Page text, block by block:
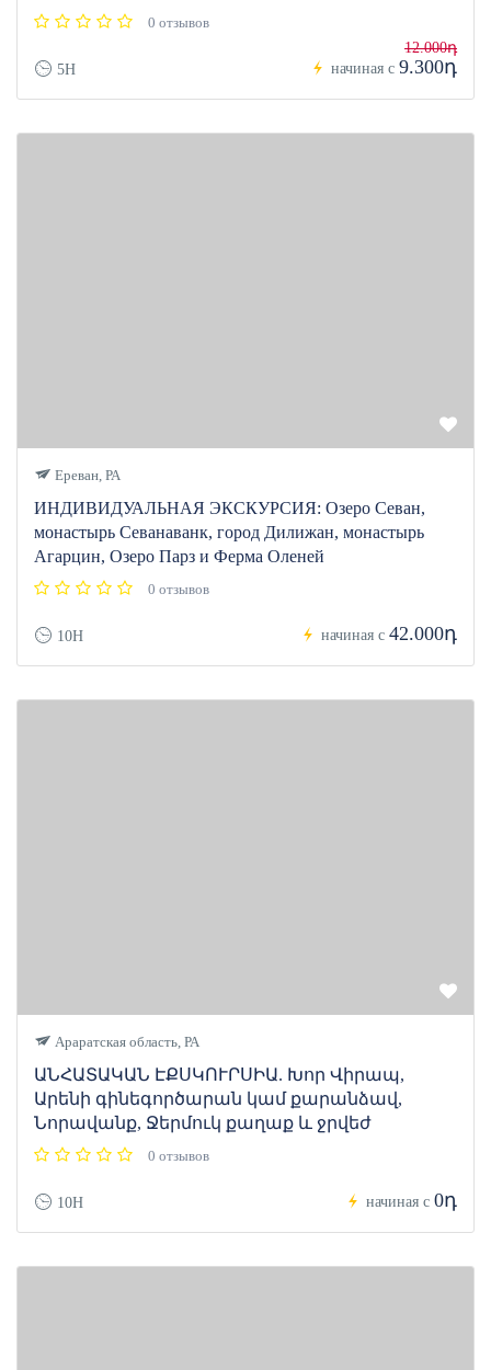
0 отзывов
5H начиная с
12.000դ
9.300դ
Ереван, РА
ИНДИВИДУАЛЬНАЯ ЭКСКУРСИЯ: Озеро Севан,
монастырь Севанаванк, город Дилижан, монастырь
Агарцин, Озеро Парз и Ферма Оленей
0 отзывов
10H начиная с 42.000դ
Араратская область, РА
ԱՆՀԱՏԱԿԱՆ ԷՔՍԿՈՒՐՍԻԱ. Խոր Վիրապ,
Արենի գինեգործարան կամ քարանձավ,
Նորավանք, Ջերմուկ քաղաք և ջրվեժ
0 отзывов
10H начиная с 0դ